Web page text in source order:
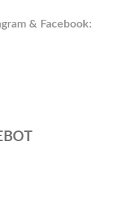
& Facebook: